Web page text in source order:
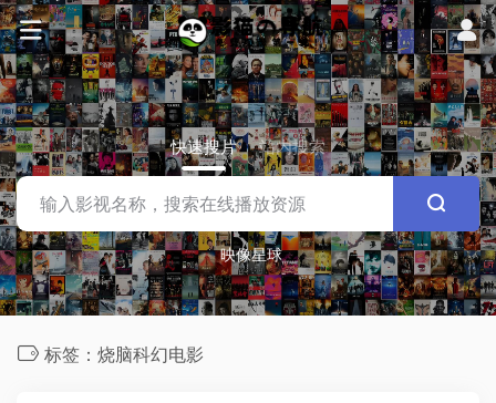
快速搜片 站内搜索
映像星球
标签：烧脑科幻电影